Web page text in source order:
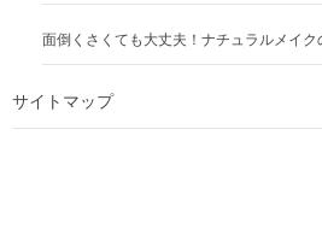
面倒くさくても大丈夫！ナチュラルメイク
サイトマップ